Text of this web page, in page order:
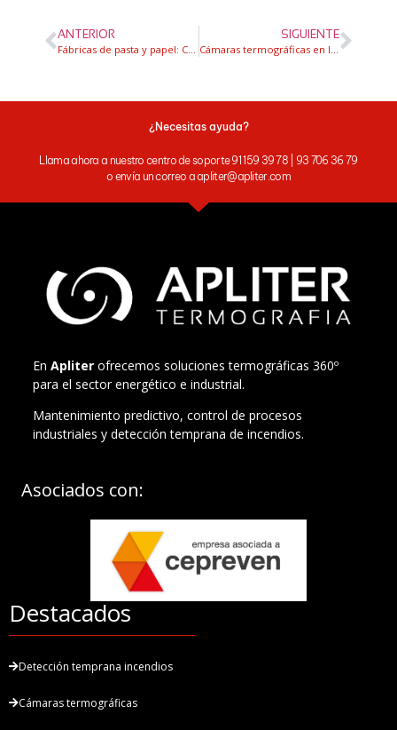
ANTERIOR
Fábricas de pasta y papel: Cómo ayudan las cámaras de imágenes acústicas a detectar fugas de aire comprimido
SIGUIENTE
Cámaras termográficas en la industria alimentaria
¿Necesitas ayuda?
Llama ahora a nuestro centro de soporte 91 159 39 78 | 93 706 36 79
o envía un correo a apliter@apliter.com
En Apliter ofrecemos soluciones termográficas 360º
para el sector energético e industrial.
Mantenimiento predictivo, control de procesos
industriales y detección temprana de incendios.
Asociados con:
Destacados
Detección temprana incendios
Cámaras termográficas